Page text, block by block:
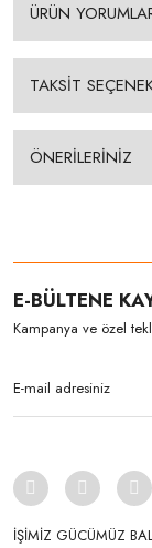
ÜRÜN
TAKSİT
ÖNERİLERİNİZ
E-BÜLTENE
Kampanya ve özel
İŞİMİZ GÜCÜMÜZ